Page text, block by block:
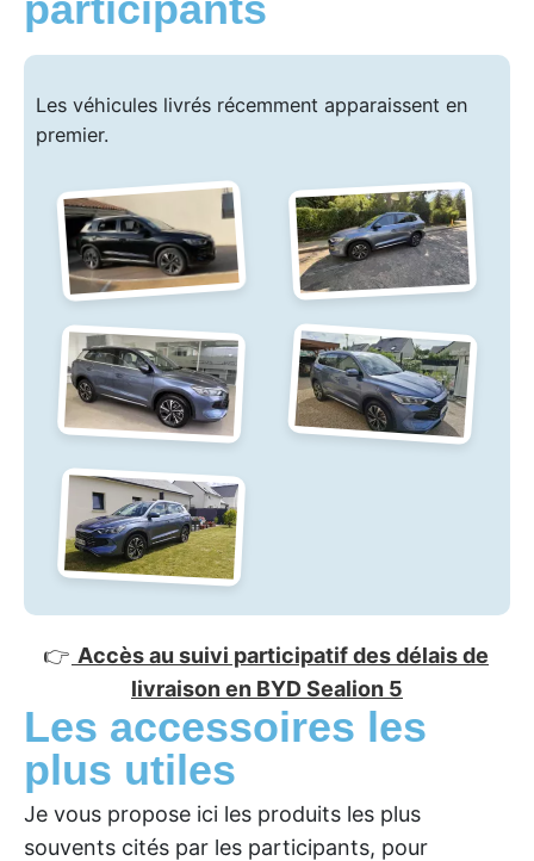
Les véhicules livrés récemment apparaissent en
premier.
👉 Accès au suivi participatif des délais de
livraison en BYD Sealion 5
Les accessoires les
plus utiles
Je vous propose ici les produits les plus
souvents cités par les participants, pour